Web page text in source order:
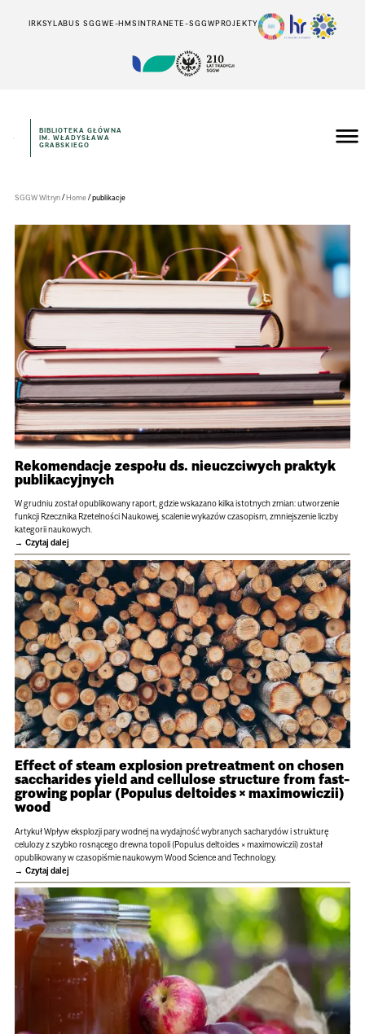
IRKSYLABUS SGGWE-HMSINTRANETE-SGGWPROJEKTY
Główna
w
BIBLIOTEKA GŁÓWNA
IM. WŁADYSŁAWA
GRABSKIEGO
SGGW Witryn/Home/publikacje
Rekomendacje zespołu ds. nieuczciwych praktyk
publikacyjnych
W grudniu został opublikowany raport, gdzie wskazano kilka istotnych zmian: utworzenie
funkcji Rzecznika Rzetelności Naukowej, scalenie wykazów czasopism, zmniejszenie liczby
kategorii naukowych.
Czytaj dalej
Effect of steam explosion pretreatment on chosen
saccharides yield and cellulose structure from fast-
growing poplar (Populus deltoides × maximowiczii)
wood
Artykuł Wpływ eksplozji pary wodnej na wydajność wybranych sacharydów i strukturę
celulozy z szybko rosnącego drewna topoli (Populus deltoides × maximowiczii) został
opublikowany w czasopiśmie naukowym Wood Science and Technology.
Czytaj dalej